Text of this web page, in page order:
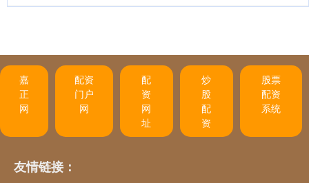
嘉
正
网
配资
门户
网
配
资
网
址
炒
股
配
资
股票
配资
系统
友情链接：